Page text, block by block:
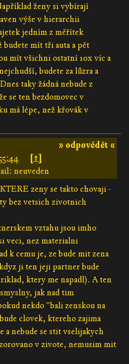
ženy si vybírají
výše v hierarchii
jedním z měřítek
budete mít tři auta a pět
mít všichni ostatní 10x víc a
budete za lůzra a
taky žádná nebude z
se ten bezdomovec v
má lépe, než křovák v
» odpovědět «
[↑]
neuveden
zeny se takto chovaji -
bez vetsich zivotnich
vztahu jsou imho
veci, nez materialni
k cemu je, ze bude mit zena
ji ten jeji partner bude
ktery me napadl). A ten
jak nad tim
nekdo "bali zenskou na
clovek, ktereho zajima
a nebude se stit vselijakych
v zivote, nemusim mit